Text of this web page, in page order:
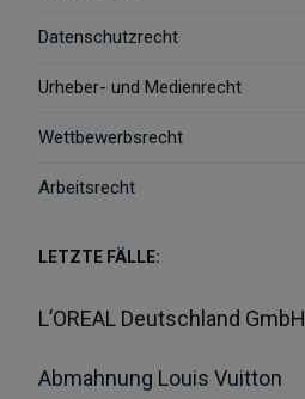
Datenschutzrecht
Urheber- und Medienrecht
Wettbewerbsrecht
Arbeitsrecht
LETZTE FÄLLE:
L’OREAL Deutschland GmbH
Abmahnung Louis Vuitton